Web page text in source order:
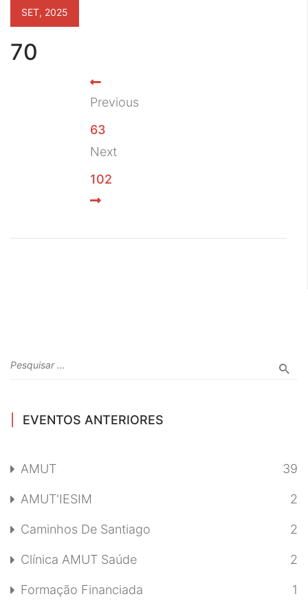
70
SET, 2025
Previous
63
Next
102
EVENTOS ANTERIORES
AMUT 39
AMUT'IESIM 2
Caminhos De Santiago 2
Clínica AMUT Saúde 2
Formação Financiada 1